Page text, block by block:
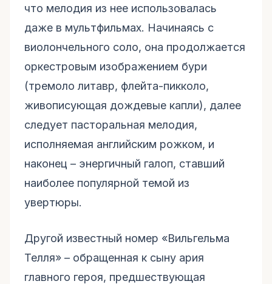
что мелодия из нее использовалась
даже в мультфильмах. Начинаясь с
виолончельного соло, она продолжается
оркестровым изображением бури
(тремоло литавр, флейта-пикколо,
живописующая дождевые капли), далее
следует пасторальная мелодия,
исполняемая английским рожком, и
наконец – энергичный галоп, ставший
наиболее популярной темой из
увертюры.
Другой известный номер «Вильгельма
Телля» – обращенная к сыну ария
главного героя, предшествующая